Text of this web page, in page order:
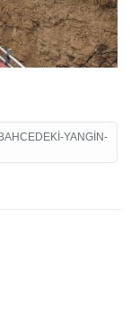
YANGIN-